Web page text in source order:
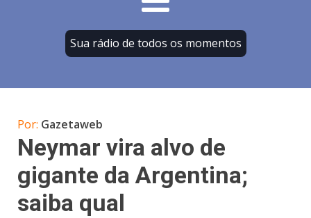
Sua rádio de todos os momentos
Por: Gazetaweb
Neymar vira alvo de
gigante da Argentina;
saiba qual